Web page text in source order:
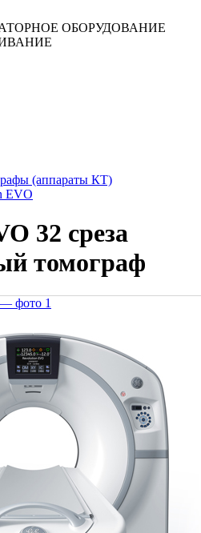
ОБОРУДОВАНИЕ
(аппараты КТ)
EVO
32 среза
томограф